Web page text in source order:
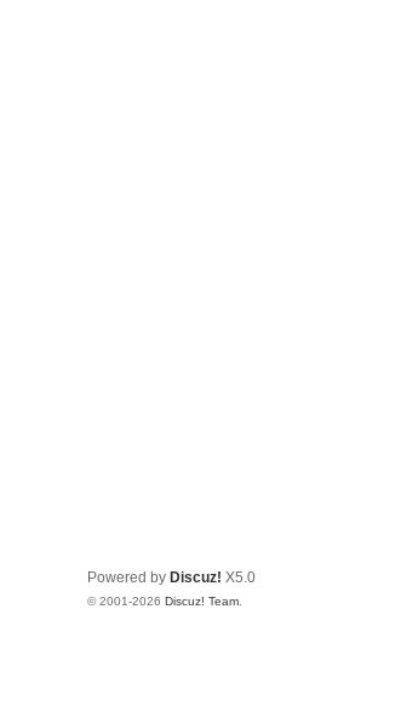
Powered by Discuz! X5.0
© 2001-2026 Discuz! Team